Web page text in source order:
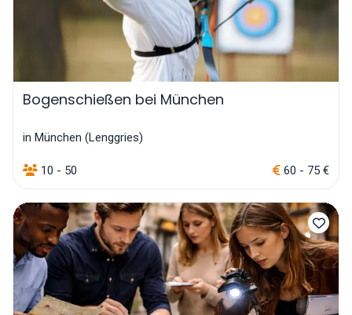
Bogenschießen bei München
in München (Lenggries)
10 - 50 60 - 75 €